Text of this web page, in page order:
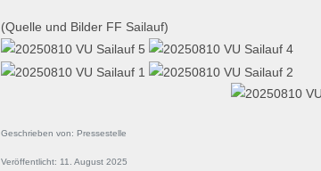
(Quelle und Bilder FF Sailauf)
Geschrieben von: Pressestelle
Veröffentlicht: 11. August 2025